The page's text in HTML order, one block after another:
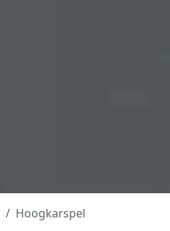
Hoogkarspel